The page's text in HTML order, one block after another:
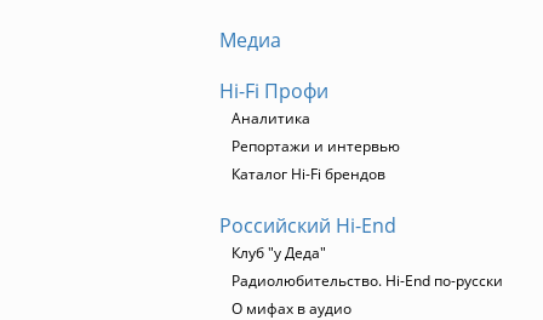
Медиа
Hi-Fi Профи
Аналитика
Репортажи и интервью
Каталог Hi-Fi брендов
Российский Hi-End
Клуб "у Деда"
Радиолюбительство. Hi-End по-русски
О мифах в аудио